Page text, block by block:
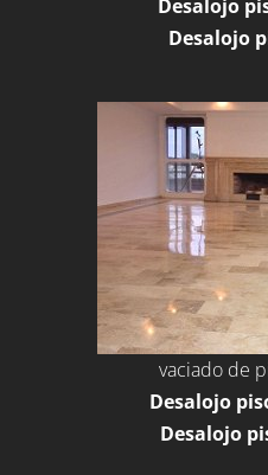
Desalojo
Desalojo
vaciado de
Desalojo
Desalojo